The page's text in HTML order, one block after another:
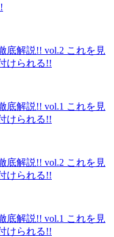
底解説!! vol.2 これを見
けられる!!
底解説!! vol.1 これを見
けられる!!
底解説!! vol.2 これを見
けられる!!
底解説!! vol.1 これを見
けられる!!